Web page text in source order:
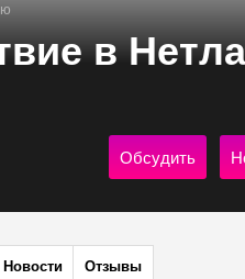
в
Обсудить
Новости Отзывы